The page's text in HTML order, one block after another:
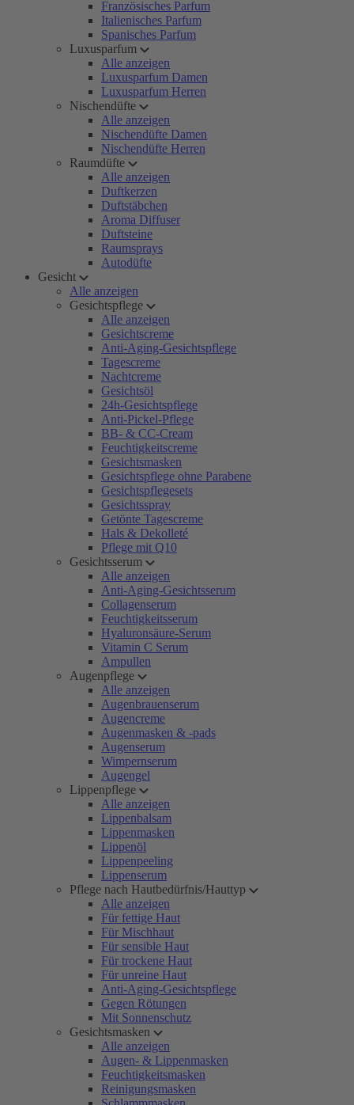
Französisches Parfum
Italienisches Parfum
Spanisches Parfum
Luxusparfum
Alle anzeigen
Luxusparfum Damen
Luxusparfum Herren
Nischendüfte
Alle anzeigen
Nischendüfte Damen
Nischendüfte Herren
Raumdüfte
Alle anzeigen
Duftkerzen
Duftstäbchen
Aroma Diffuser
Duftsteine
Raumsprays
Autodüfte
Gesicht
Alle anzeigen
Gesichtspflege
Alle anzeigen
Gesichtscreme
Anti-Aging-Gesichtspflege
Tagescreme
Nachtcreme
Gesichtsöl
24h-Gesichtspflege
Anti-Pickel-Pflege
BB- & CC-Cream
Feuchtigkeitscreme
Gesichtsmasken
Gesichtspflege ohne Parabene
Gesichtspflegesets
Gesichtsspray
Getönte Tagescreme
Hals & Dekolleté
Pflege mit Q10
Gesichtsserum
Alle anzeigen
Anti-Aging-Gesichtsserum
Collagenserum
Feuchtigkeitsserum
Hyaluronsäure-Serum
Vitamin C Serum
Ampullen
Augenpflege
Alle anzeigen
Augenbrauenserum
Augencreme
Augenmasken & -pads
Augenserum
Wimpernserum
Augengel
Lippenpflege
Alle anzeigen
Lippenbalsam
Lippenmasken
Lippenöl
Lippenpeeling
Lippenserum
Pflege nach Hautbedürfnis/Hauttyp
Alle anzeigen
Für fettige Haut
Für Mischhaut
Für sensible Haut
Für trockene Haut
Für unreine Haut
Anti-Aging-Gesichtspflege
Gegen Rötungen
Mit Sonnenschutz
Gesichtsmasken
Alle anzeigen
Augen- & Lippenmasken
Feuchtigkeitsmasken
Reinigungsmasken